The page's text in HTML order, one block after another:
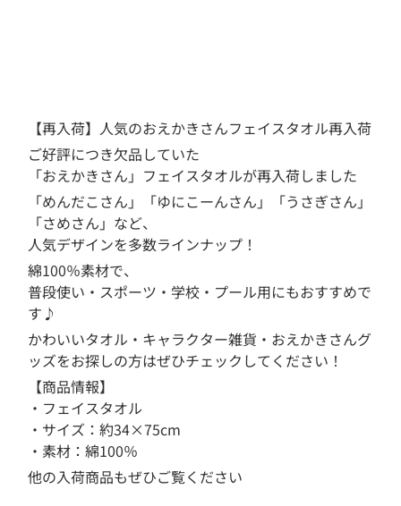
【再入荷】人気のおえかきさんフェイスタオル再入荷
ご好評につき欠品していた
「おえかきさん」フェイスタオルが再入荷しました
「めんだこさん」「ゆにこーんさん」「うさぎさん」
「さめさん」など、
人気デザインを多数ラインナップ！
綿100％素材で、
普段使い・スポーツ・学校・プール用にもおすすめで
す♪
かわいいタオル・キャラクター雑貨・おえかきさんグ
ッズをお探しの方はぜひチェックしてください！
【商品情報】
・フェイスタオル
・サイズ：約34×75cm
・素材：綿100％
他の入荷商品もぜひご覧ください